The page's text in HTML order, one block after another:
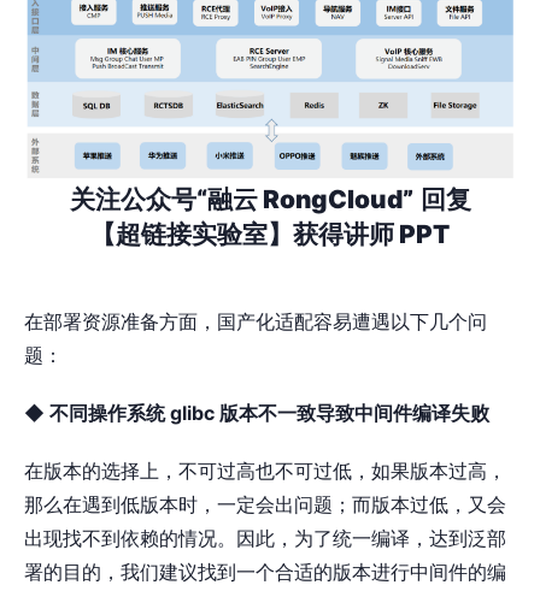
关注公众号“融云 RongCloud” 回复
【超链接实验室】获得讲师 PPT
在部署资源准备方面，国产化适配容易遭遇以下几个问
题：
◆ 不同操作系统 glibc 版本不⼀致导致中间件编译失败
在版本的选择上，不可过高也不可过低，如果版本过高，
那么在遇到低版本时，⼀定会出问题；而版本过低，又会
出现找不到依赖的情况。因此，为了统⼀编译，达到泛部
署的目的，我们建议找到⼀个合适的版本进行中间件的编